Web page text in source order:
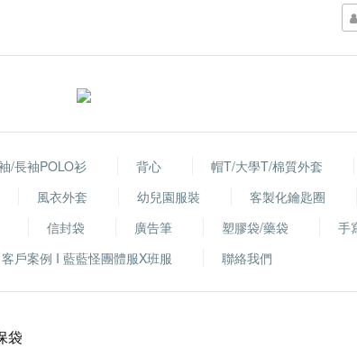
/長袖POLO衫 背心 帽T/大學T/棉質外套
風衣外套 幼兒園服裝 客製化鑰匙圈
信封袋 廣告筆 塑膠袋/藥袋 手
客戶案例 I 藍藍怪團體服X班服 聯絡我們
袋